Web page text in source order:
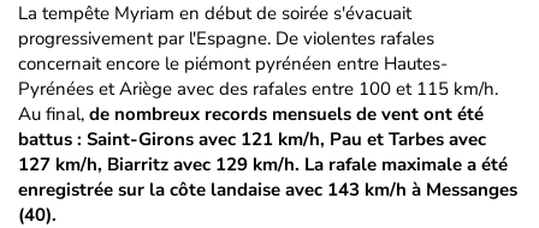
La tempête Myriam en début de soirée s'évacuait
progressivement par l'Espagne. De violentes rafales
concernait encore le piémont pyrénéen entre Hautes-
Pyrénées et Ariège avec des rafales entre 100 et 115 km/h.
Au final, de nombreux records mensuels de vent ont été
battus : Saint-Girons avec 121 km/h, Pau et Tarbes avec
127 km/h, Biarritz avec 129 km/h. La rafale maximale a été
enregistrée sur la côte landaise avec 143 km/h à Messanges
(40).